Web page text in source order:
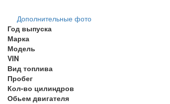
Дополнительные фото
Год выпуска
Марка
Модель
VIN
Вид топлива
Пробег
Кол-во цилиндров
Обьем двигателя